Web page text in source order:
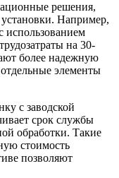
решения,
Например,
использованием
на 30-
более надежную
элементы
с заводской
срок службы
обработки. Такие
стоимость
позволяют